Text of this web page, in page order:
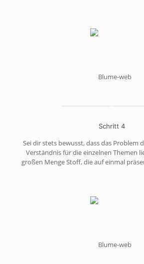
Schritt 4
Sei dir stets bewusst, dass das Problem
Verständnis für die einzelnen Themen
großen Menge Stoff, die auf einmal